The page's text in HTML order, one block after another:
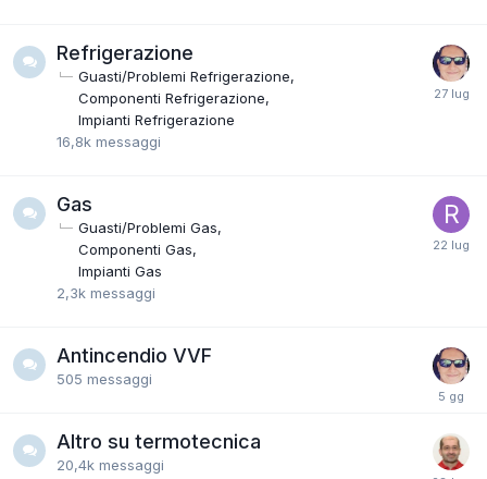
Refrigerazione
Guasti/Problemi Refrigerazione
Componenti Refrigerazione
Impianti Refrigerazione
16,8k messaggi
Gas
Guasti/Problemi Gas
Componenti Gas
Impianti Gas
2,3k messaggi
Antincendio VVF
505 messaggi
Altro su termotecnica
20,4k messaggi